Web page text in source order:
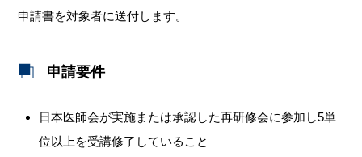
申請書を対象者に送付します。
申請要件
日本医師会が実施または承認した再研修会に参加し5単
位以上を受講修了していること